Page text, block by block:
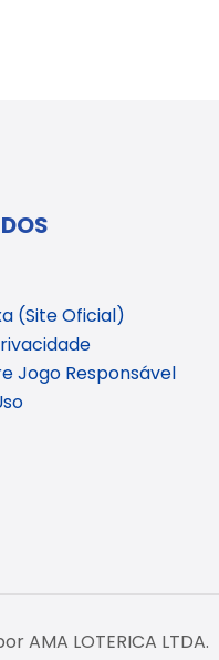
(Site Oficial)
Jogo Responsável
AMA LOTERICA LTDA.